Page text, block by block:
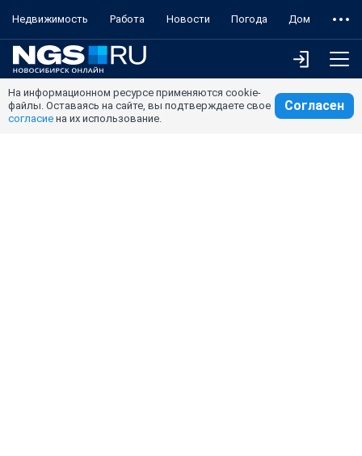
Недвижимость Работа Новости Погода Дом
На информационном ресурсе применяются cookie-
файлы. Оставаясь на сайте, вы подтверждаете свое
согласие на их использование.
Согласен